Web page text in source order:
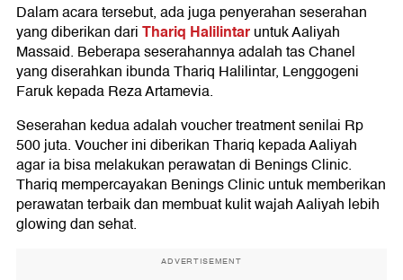
Dalam acara tersebut, ada juga penyerahan seserahan
yang diberikan dariThariq Halilintaruntuk Aaliyah
Massaid. Beberapa seserahannya adalah tas Chanel
yang diserahkan ibunda Thariq Halilintar, Lenggogeni
Faruk kepada Reza Artamevia.
Seserahan kedua adalah voucher treatment senilai Rp
500 juta. Voucher ini diberikan Thariq kepada Aaliyah
agar ia bisa melakukan perawatan di Benings Clinic.
Thariq mempercayakan Benings Clinic untuk memberikan
perawatan terbaik dan membuat kulit wajah Aaliyah lebih
glowing dan sehat.
ADVERTISEMENT